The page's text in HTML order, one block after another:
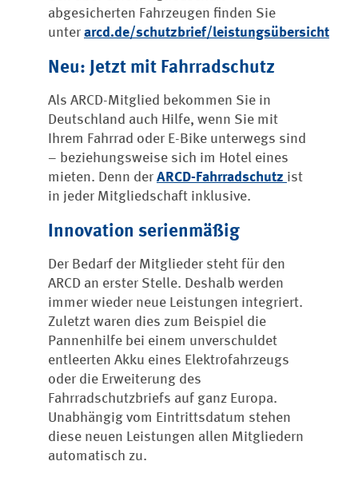
abgesicherten Fahrzeugen finden Sie
unter arcd.de/schutzbrief/leistungsübersicht
Neu: Jetzt mit Fahrradschutz
Als ARCD-Mitglied bekommen Sie in
Deutschland auch Hilfe, wenn Sie mit
Ihrem Fahrrad oder E-Bike unterwegs sind
– beziehungsweise sich im Hotel eines
mieten. Denn der ARCD-Fahrradschutz ist
in jeder Mitgliedschaft inklusive.
Innovation serienmäßig
Der Bedarf der Mitglieder steht für den
ARCD an erster Stelle. Deshalb werden
immer wieder neue Leistungen integriert.
Zuletzt waren dies zum Beispiel die
Pannenhilfe bei einem unverschuldet
entleerten Akku eines Elektrofahrzeugs
oder die Erweiterung des
Fahrradschutzbriefs auf ganz Europa.
Unabhängig vom Eintrittsdatum stehen
diese neuen Leistungen allen Mitgliedern
automatisch zu.